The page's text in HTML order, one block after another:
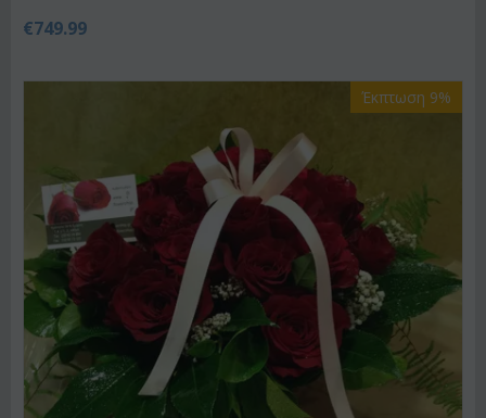
€749.99
Έκπτωση 9%